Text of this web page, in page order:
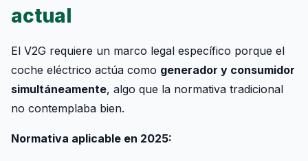
actual
El V2G requiere un marco legal específico porque el
coche eléctrico actúa como generador y consumidor
simultáneamente, algo que la normativa tradicional
no contemplaba bien.
Normativa aplicable en 2025: